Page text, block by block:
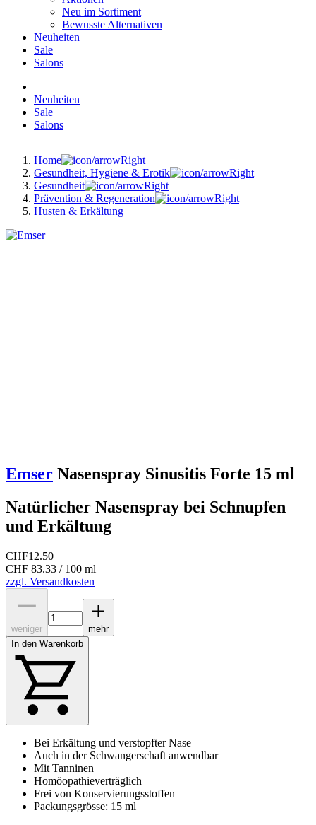
Neu im Sortiment
Bewusste Alternativen
Neuheiten
Sale
Salons
Neuheiten
Sale
Salons
Home
Gesundheit, Hygiene & Erotik
Gesundheit
Prävention & Regeneration
Husten & Erkältung
Emser Nasenspray Sinusitis Forte 15 ml
Natürlicher Nasenspray bei Schnupfen
und Erkältung
CHF12.50
CHF 83.33 / 100 ml
zzgl. Versandkosten
weniger
mehr
In den Warenkorb
Bei Erkältung und verstopfter Nase
Auch in der Schwangerschaft anwendbar
Mit Tanninen
Homöopathieverträglich
Frei von Konservierungsstoffen
Packungsgrösse: 15 ml